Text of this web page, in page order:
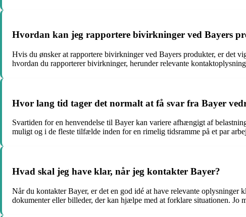
Hvordan kan jeg rapportere bivirkninger ved Bayers
Hvis du ønsker at rapportere bivirkninger ved Bayers produkter, er det
hvordan du rapporterer bivirkninger, herunder relevante
Hvor lang tid tager det normalt at få svar fra Bayer
Svartiden for en henvendelse til Bayer kan variere afhængigt af
muligt og i de fleste tilfælde inden for en rimelig tidsramme på et par
Hvad skal jeg have klar, når jeg kontakter Bayer?
Når du kontakter Bayer, er det en god idé at have relevante oplysninger
dokumenter eller billeder, der kan hjælpe med at forklare situationen.